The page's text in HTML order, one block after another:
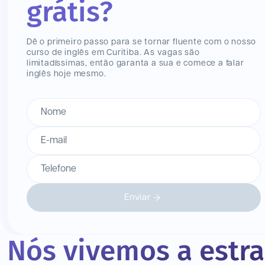
grátis?
Dê o primeiro passo para se tornar fluente com o nosso
curso de inglês em Curitiba. As vagas são
limitadíssimas, então garanta a sua e comece a falar
inglês hoje mesmo.
Nome
E-mail
Telefone
Enviar
Nós vivemos a